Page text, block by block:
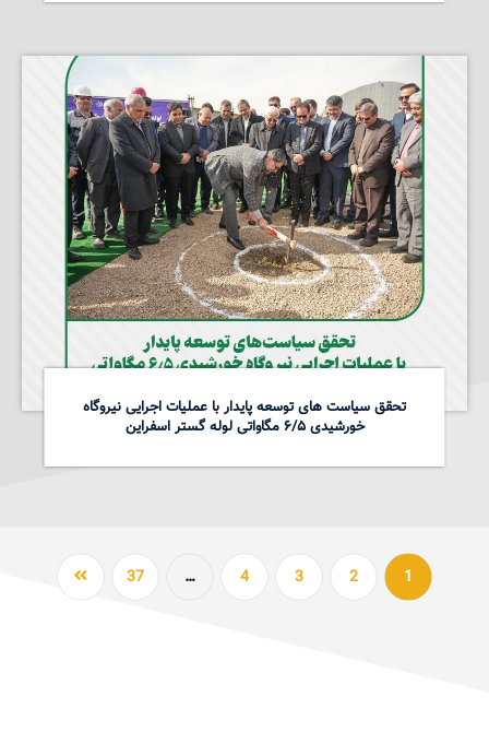
تحقق سیاست های توسعه پایدار با عملیات اجرایی نیروگاه
خورشیدی ۶/۵ مگاواتی لوله گستر اسفراین
1
2
3
4
…
37